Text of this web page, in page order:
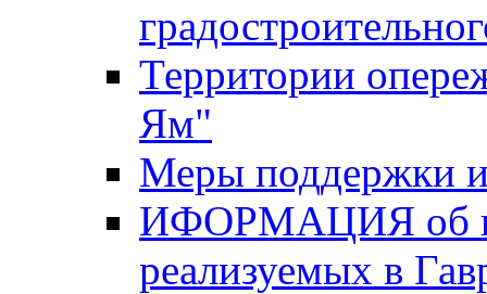
Территории
Ям"
Меры поддержки
ИФОРМАЦИЯ об
реализуемых в